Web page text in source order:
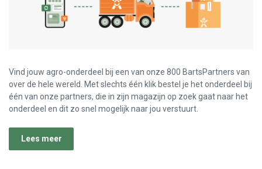
Vind jouw agro-onderdeel bij een van onze 800 BartsPartners van
over de hele wereld. Met slechts één klik bestel je het onderdeel bij
één van onze partners, die in zijn magazijn op zoek gaat naar het
onderdeel en dit zo snel mogelijk naar jou verstuurt.
Lees meer